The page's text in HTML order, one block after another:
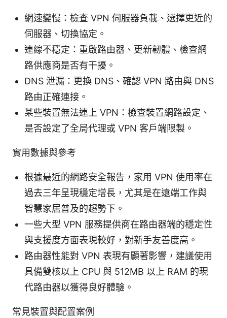
網速變慢：檢查 VPN 伺服器負載、選擇更近的
伺服器、切換協定。
連線不穩定：重啟路由器、更新韌體、檢查網
路供應商是否有干擾。
DNS 泄漏：更換 DNS、確認 VPN 路由與 DNS
路由正確連接。
某些裝置無法連上 VPN：檢查裝置網路設定、
是否設定了全局代理或 VPN 客戶端限製。
實用數據與參考
根據最近的網路安全報告，家用 VPN 使用率在
過去三年呈現穩定增長，尤其是在遠端工作與
智慧家居普及的趨勢下。
一些大型 VPN 服務提供商在路由器端的穩定性
與支援度方面表現較好，對新手友善度高。
路由器性能對 VPN 表現有顯著影響，建議使用
具備雙核以上 CPU 與 512MB 以上 RAM 的現
代路由器以獲得良好體驗。
常見裝置與配置案例